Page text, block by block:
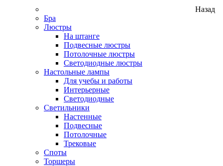
Назад
Бра
Люстры
На штанге
Подвесные люстры
Потолочные люстры
Светодиодные люстры
Настольные лампы
Для учебы и работы
Интерьерные
Светодиодные
Светильники
Настенные
Подвесные
Потолочные
Трековые
Споты
Торшеры